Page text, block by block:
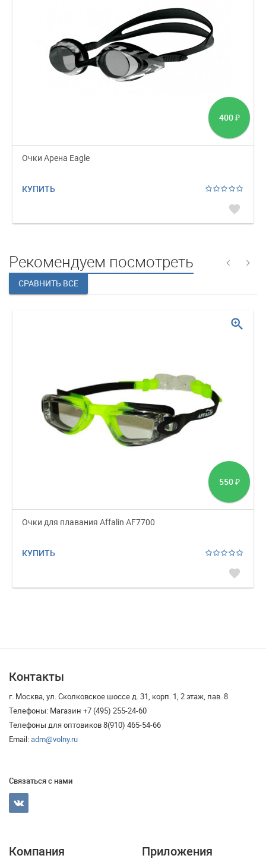
400 ₽
Очки Арена Eagle
КУПИТЬ
favorite
Рекомендуем посмотреть
550 ₽
Очки для плавания Affalin AF7700
КУПИТЬ
favorite
zoom_in
Контакты
г. Москва, ул. Сколковское шоссе д. 31, корп. 1, 2 этаж, пав. 8
Телефоны: Магазин +7 (495) 255-24-60
Телефоны для оптовиков 8(910) 465-54-66
Email:adm@volny.ru
Связаться с нами
Компания Приложения